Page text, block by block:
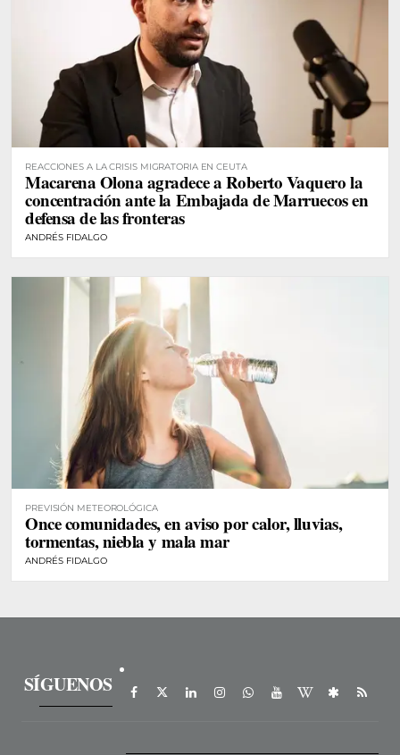
REACCIONES A LA CRISIS MIGRATORIA EN CEUTA
Macarena Olona agradece a Roberto Vaquero la
concentración ante la Embajada de Marruecos en
defensa de las fronteras
ANDRÉS FIDALGO
PREVISIÓN METEOROLÓGICA
Once comunidades, en aviso por calor, lluvias,
tormentas, niebla y mala mar
ANDRÉS FIDALGO
SÍGUENOS